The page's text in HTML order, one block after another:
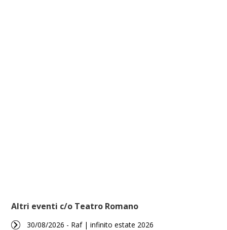
Altri eventi c/o Teatro Romano
30/08/2026 - Raf | infinito estate 2026